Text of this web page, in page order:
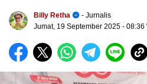
Billy Retha
- Jurnalis
Jumat, 19 September 2025 - 08:36